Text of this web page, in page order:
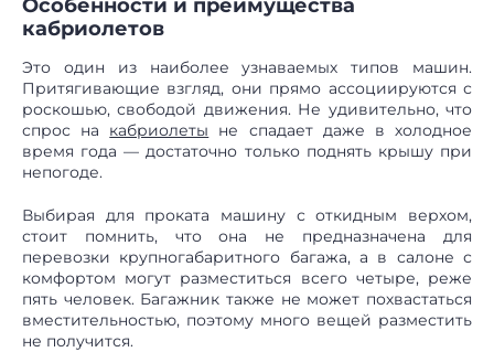
Особенности и преимущества
кабриолетов
Это один из наиболее узнаваемых типов машин.
Притягивающие взгляд, они прямо ассоциируются с
роскошью, свободой движения. Не удивительно, что
спрос на кабриолеты не спадает даже в холодное
время года — достаточно только поднять крышу при
непогоде.
Выбирая для проката машину с откидным верхом,
стоит помнить, что она не предназначена для
перевозки крупногабаритного багажа, а в салоне с
комфортом могут разместиться всего четыре, реже
пять человек. Багажник также не может похвастаться
вместительностью, поэтому много вещей разместить
не получится.